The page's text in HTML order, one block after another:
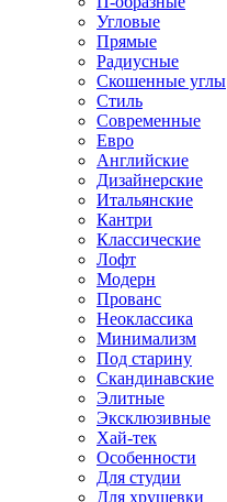
Угловые
Прямые
Радиусные
Скошенные углы
Стиль
Современные
Евро
Английские
Дизайнерские
Итальянские
Кантри
Классические
Лофт
Модерн
Прованс
Неоклассика
Минимализм
Под старину
Скандинавские
Элитные
Эксклюзивные
Хай-тек
Особенности
Для студии
Для хрущевки